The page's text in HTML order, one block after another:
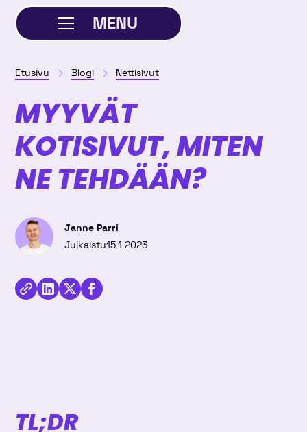
MENU
Etusivu Blogi Nettisivut
MYYVÄT
KOTISIVUT, MITEN
NE TEHDÄÄN?
Janne Parri
Julkaistu15.1.2023
KopioiJaa
Jaa
kirjoitus
Jaa
TL;DR